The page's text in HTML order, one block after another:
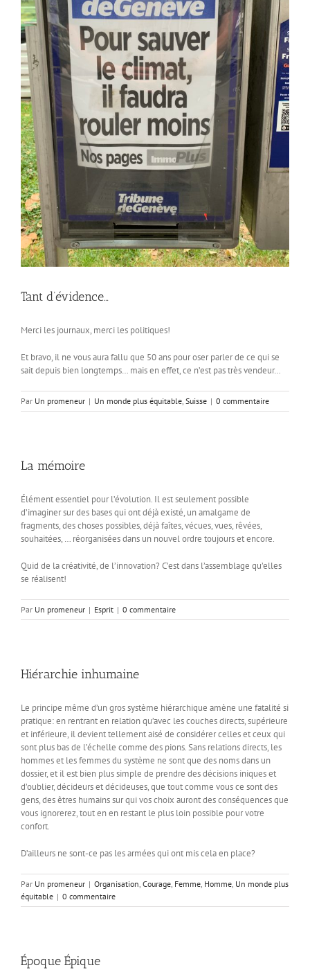
Tant d’évidence…
Merci les journaux, merci les politiques!
Et bravo, il ne vous aura fallu que 50 ans pour oser parler de ce qui se
sait depuis bien longtemps… mais en effet, ce n’est pas très vendeur…
Par Un promeneur | Un monde plus équitable, Suisse | 0 commentaire
La mémoire
Élément essentiel pour l’évolution. Il est seulement possible
d’imaginer sur des bases qui ont déjà existé, un amalgame de
fragments, des choses possibles, déjà faîtes, vécues, vues, rêvées,
souhaitées, … réorganisées dans un nouvel ordre toujours et encore.
Quid de la créativité, de l’innovation? C’est dans l’assemblage qu’elles
se réalisent!
Par Un promeneur | Esprit | 0 commentaire
Hiérarchie inhumaine
Le principe même d’un gros système hiérarchique amène une fatalité si
pratique: en rentrant en relation qu’avec les couches directs, supérieure
et inférieure, il devient tellement aisé de considérer celles et ceux qui
sont plus bas de l’échelle comme des pions. Sans relations directs, les
hommes et les femmes du système ne sont que des noms dans un
dossier, et il est bien plus simple de prendre des décisions iniques et
d’oublier, décideurs et décideuses, que tout comme vous ce sont des
gens, des êtres humains sur qui vos choix auront des conséquences que
vous ignorerez, tout en en restant le plus loin possible pour votre
confort.
D’ailleurs ne sont-ce pas les armées qui ont mis cela en place?
Par Un promeneur | Organisation, Courage, Femme, Homme, Un monde plus
équitable | 0 commentaire
Époque Épique